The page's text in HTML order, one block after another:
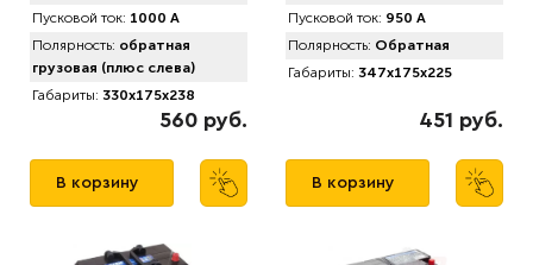
Пусковой ток: 1000 А
Полярность: обратная
грузовая (плюс слева)
Габариты: 330x175x238
560 руб.
В корзину
Пусковой ток: 950 А
Полярность: Обратная
Габариты: 347x175x225
451 руб.
В корзину